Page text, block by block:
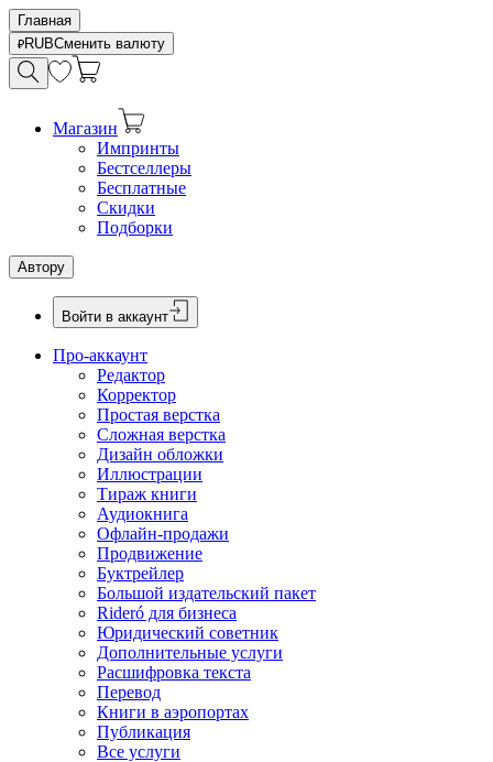
Главная
RUBСменить валюту
Магазин
Импринты
Бестселлеры
Бесплатные
Скидки
Подборки
Автору
Войти в аккаунт
Про-аккаунт
Редактор
Корректор
Простая верстка
Сложная верстка
Дизайн обложки
Иллюстрации
Тираж книги
Аудиокнига
Офлайн-продажи
Продвижение
Буктрейлер
Большой издательский пакет
Rideró для бизнеса
Юридический советник
Дополнительные услуги
Расшифровка текста
Перевод
Книги в аэропортах
Публикация
Все услуги